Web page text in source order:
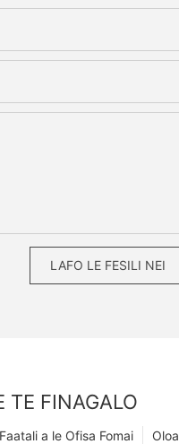
LAFO LE FESILI NEI
TE FINAGALO
Oloa
a le Ofisa Fomai